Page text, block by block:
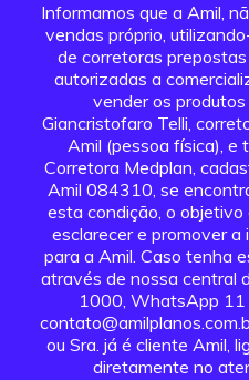
Informamos que a Amil,
vendas próprio,
de corretoras
autorizadas a
vender os produtos
Giancristofaro Telli,
Amil (pessoa física), e
Corretora Medplan,
Amil 084310, se
esta condição, o
esclarecer e promover
para a Amil. Caso tenha
através de nossa central
1000, WhatsApp
ou Sra. já é cliente Amil,
diretamente no